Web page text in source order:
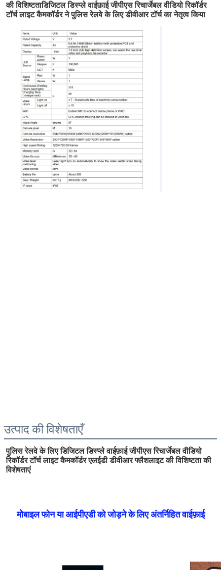
की विशिष्टताडिजिटल डिस्प्ले वाईफ़ाई जीपीएस रिचार्जेबल वीडियो रिकॉर्डर
टॉर्च लाइट कैमकॉर्डर ने पुलिस रेलवे के लिए डीवीआर टॉर्च का नेतृत्व किया
उत्पाद की विशेषताएँ
पुलिस रेलवे के लिए डिजिटल डिस्प्ले वाईफ़ाई जीपीएस रिचार्जेबल वीडियो
रिकॉर्डर टॉर्च लाइट कैमकॉर्डर एलईडी डीवीआर फ्लैशलाइट की विशिष्टता की
विशेषताएं
मोबाइल फोन या आईपीएडी को जोड़ने के लिए अंतर्निहित वाईफ़ाई